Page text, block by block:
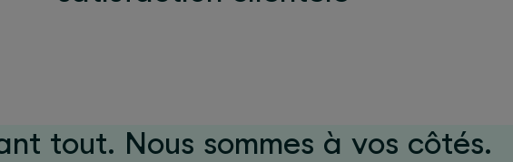
tout. Nous sommes à vos côtés.